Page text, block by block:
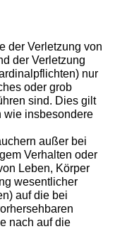
der Verletzung von
der Verletzung
nur
oder grob
sind. Dies gilt
wie insbesondere
außer bei
Verhalten oder
Leben, Körper
wesentlicher
auf die bei
nach auf die